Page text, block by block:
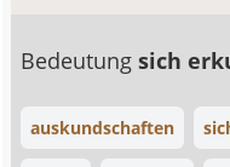
Bedeutungsich
auskundschaften